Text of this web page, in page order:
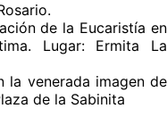
de la Eucaristía en
Lugar: Ermita La
la venerada imagen de
de la Sabinita